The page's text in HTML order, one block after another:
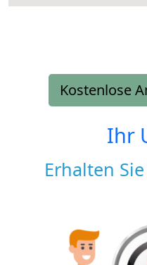
Kostenlose
Ihr
Erhalten